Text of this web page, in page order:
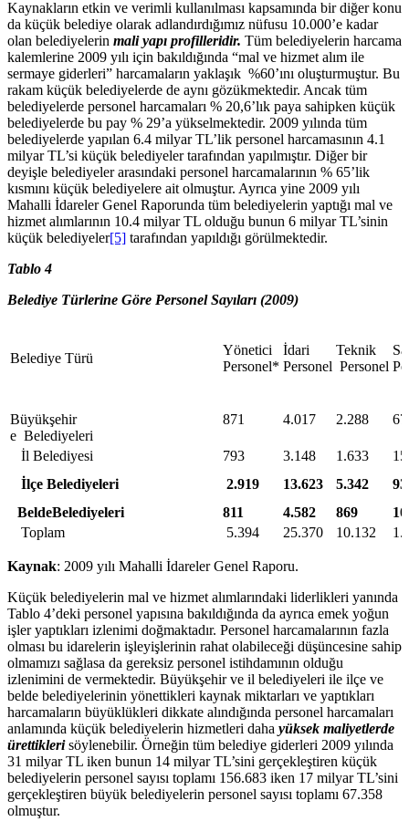
Kaynakların etkin ve verimli kullanılması kapsamında bir diğer konu
da küçük belediye olarak adlandırdığımız nüfusu 10.000’e kadar
olan belediyelerin mali yapı profilleridir. Tüm belediyelerin harcama
kalemlerine 2009 yılı için bakıldığında “mal ve hizmet alım ile
sermaye giderleri” harcamaların yaklaşık %60’ını oluşturmuştur. Bu
rakam küçük belediyelerde de aynı gözükmektedir. Ancak tüm
belediyelerde personel harcamaları % 20,6’lık paya sahipken küçük
belediyelerde bu pay % 29’a yükselmektedir. 2009 yılında tüm
belediyelerde yapılan 6.4 milyar TL’lik personel harcamasının 4.1
milyar TL’si küçük belediyeler tarafından yapılmıştır. Diğer bir
deyişle belediyeler arasındaki personel harcamalarının % 65’lik
kısmını küçük belediyelere ait olmuştur. Ayrıca yine 2009 yılı
Mahalli İdareler Genel Raporunda tüm belediyelerin yaptığı mal ve
hizmet alımlarının 10.4 milyar TL olduğu bunun 6 milyar TL’sinin
küçük belediyeler[5] tarafından yapıldığı görülmektedir.
Tablo 4
Belediye Türlerine Göre Personel Sayıları (2009)
Belediye Türü
Yönetici
Personel*
İdari
Personel
Teknik
Personel
Büyükşehir
e Belediyeleri
871 4.017 2.288
İl Belediyesi 793 3.148 1.633
İlçe Belediyeleri
2.919 13.623 5.342
BeldeBelediyeleri
811 4.582 869
Toplam
5.394 25.370 10.132
Kaynak: 2009 yılı Mahalli İdareler Genel Raporu.
Küçük belediyelerin mal ve hizmet alımlarındaki liderlikleri yanında
Tablo 4’deki personel yapısına bakıldığında da ayrıca emek yoğun
işler yaptıkları izlenimi doğmaktadır. Personel harcamalarının fazla
olması bu idarelerin işleyişlerinin rahat olabileceği düşüncesine sahip
olmamızı sağlasa da gereksiz personel istihdamının olduğu
izlenimini de vermektedir. Büyükşehir ve il belediyeleri ile ilçe ve
belde belediyelerinin yönettikleri kaynak miktarları ve yaptıkları
harcamaların büyüklükleri dikkate alındığında personel harcamaları
anlamında küçük belediyelerin hizmetleri daha yüksek maliyetlerde
ürettiklerisöylenebilir. Örneğin tüm belediye giderleri 2009 yılında
31 milyar TL iken bunun 14 milyar TL’sini gerçekleştiren küçük
belediyelerin personel sayısı toplamı 156.683 iken 17 milyar TL’sini
gerçekleştiren büyük belediyelerin personel sayısı toplamı 67.358
olmuştur.